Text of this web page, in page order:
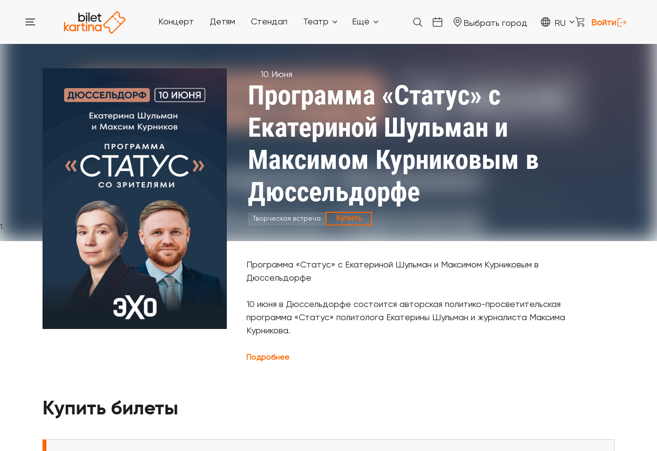
Концерт Детям Стендап Театр Ещё Выбрать город RU Войти
1
10 Июня
Программа «Статус» с
Екатериной Шульман и
Максимом Курниковым в
Дюссельдорфе
Творческая встреча Купить
Программа «Статус» с Екатериной Шульман и Максимом Курниковым в
Дюссельдорфе
10 июня в Дюссельдорфе состоится авторская политико-просветительская
программа «Статус» политолога Екатерины Шульман и журналиста Максима
Курникова.
Подробнее
Купить билеты